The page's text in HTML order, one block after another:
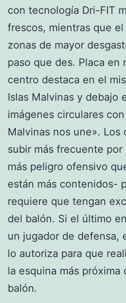
con tecnología Dri-FIT
frescos, mientras que
zonas de mayor
paso que des. Placa en
centro destaca en el
Islas Malvinas y debajo
imágenes circulares
Malvinas nos une». Los
subir más frecuente por
más peligro ofensivo
están más contenidos-
requiere que tengan
del balón. Si el último
un jugador de defensa,
lo autoriza para que
la esquina más próxima
balón.